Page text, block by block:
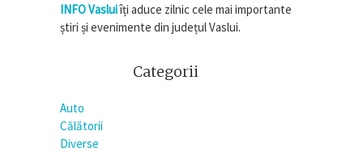
INFO Vasluiîți aduce zilnic cele mai importante
știri și evenimente din județul Vaslui.
Categorii
Auto
Călătorii
Diverse